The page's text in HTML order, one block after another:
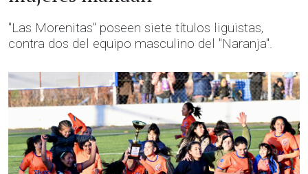
"Las Morenitas" poseen siete títulos liguistas,
contra dos del equipo masculino del "Naranja".